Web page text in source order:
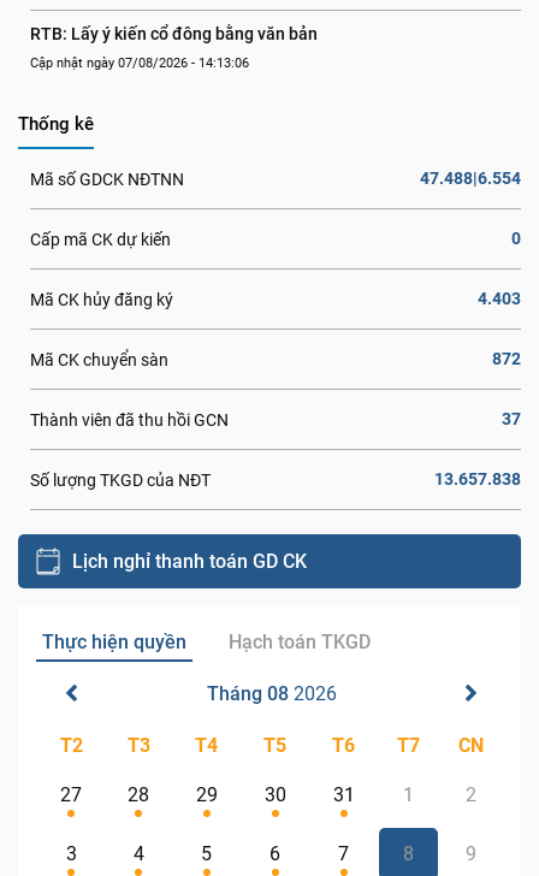
RTB: Lấy ý kiến cổ đông bằng văn bản
Cập nhật ngày 07/08/2026 - 14:13:06
Thống kê
Mã số GDCK NĐTNN 47.488|6.554
Cấp mã CK dự kiến 0
Mã CK hủy đăng ký 4.403
Mã CK chuyển sàn 872
Thành viên đã thu hồi GCN 37
Số lượng TKGD của NĐT 13.657.838
Lịch nghỉ thanh toán GD CK
Thực hiện quyền Hạch toán TKGD
Tháng 08 2026
T2 T3 T4 T5 T6 T7 CN
27 28 29 30 31 1 2
3 4 5 6 7 8 9